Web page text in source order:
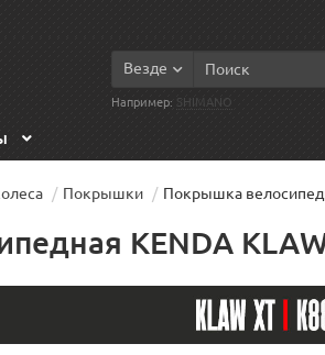
Везде
Например: SHIMANO
Покрышки Покрышка
KENDA